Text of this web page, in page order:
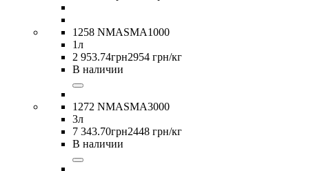
1258 NMASMA1000
1л
2 953.74грн2954 грн/кг
В наличии
1272 NMASMA3000
3л
7 343.70грн2448 грн/кг
В наличии